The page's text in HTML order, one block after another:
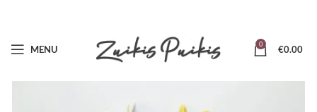
MENU 0 €0.00